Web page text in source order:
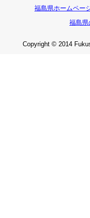
福島県ホームペー
福島県
Copyright © 2014